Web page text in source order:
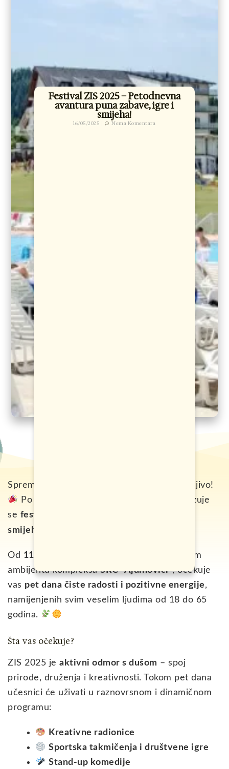
Festival ZIS 2025 – Petodnevna
avantura puna zabave, igre i
smijeha!
16/05/2025 Nema Komentara
Spremite se za nešto potpuno novo i uzbudljivo!
Po prvi put u Bosni i Hercegovini organizuje
se festival posvećen isključivo zabavi, igri i
smijehu
Od 11. do 15. juna 2025. godine
, u prirodnom
ambijentu kompleksaSRC “Ajdinovići”, očekuje
vas pet dana čiste radosti i pozitivne energije,
namijenjenih svim veselim ljudima od 18 do 65
godina.
Šta vas očekuje?
ZIS 2025 je aktivni odmor s dušom – spoj
prirode, druženja i kreativnosti. Tokom pet dana
učesnici će uživati u raznovrsnom i dinamičnom
programu:
Kreativne radionice
Sportska takmičenja i društvene igre
Stand-up komedije